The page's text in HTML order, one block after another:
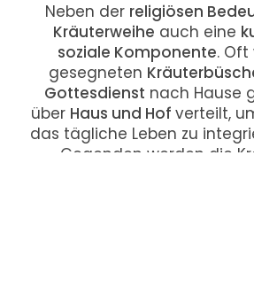
Neben der religiösen
Kräuterweihe auch eine
soziale Komponente.
gesegneten
Gottesdienst nach Hause
über Haus und Hof verteilt,
das tägliche Leben zu
Gegenden werden die